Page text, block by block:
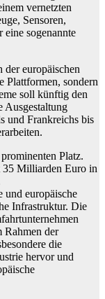
vernetzten
Sensoren,
sogenannte
der europäischen
Plattformen, sondern
soll künftig den
Ausgestaltung
und Frankreichs bis
Platz.
35 Milliarden Euro in
und europäische
Infrastruktur. Die
Rahmen der
die
hervor und